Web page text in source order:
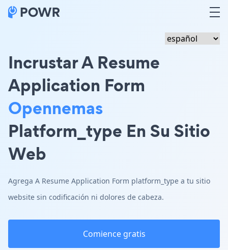
Incrustar A Resume
Application Form
Opennemas
Platform_type En Su Sitio
Web
Agrega A Resume Application Form platform_type a tu sitio
website sin codificación ni dolores de cabeza.
Comience gratis